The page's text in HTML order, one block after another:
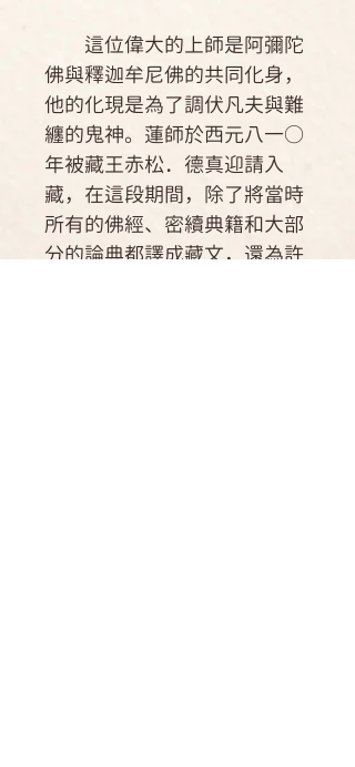
這位偉大的上師是阿彌陀
佛與釋迦牟尼佛的共同化身，
他的化現是為了調伏凡夫與難
纏的鬼神。蓮師於西元八一○
年被藏王赤松．德真迎請入
藏，在這段期間，除了將當時
所有的佛經、密續典籍和大部
分的論典都譯成藏文，還為許